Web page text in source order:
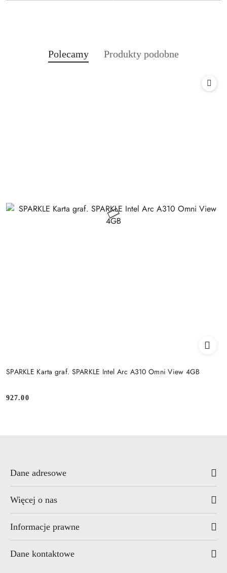
Pomiń karuzelę produktów
Produkty
Polecamy
Produkty
Produkty podobne
SPARKLE Karta graf. SPARKLE Intel Arc A310 Omni View 4GB
Cena:
927.00
Dane adresowe
Więcej o nas
Informacje prawne
Dane kontaktowe